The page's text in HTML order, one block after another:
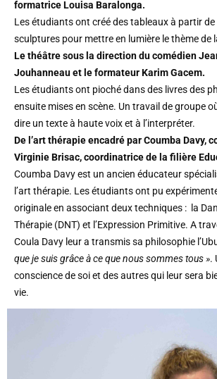
formatrice Louisa Baralonga.
Les étudiants ont créé des tableaux à partir de
sculptures pour mettre en lumière le thème de
Le théâtre sous la direction du comédien
Jouhanneau et le formateur Karim Gacem.
Les étudiants ont pioché dans des livres des
ensuite mises en scène. Un travail de groupe
dire un texte à haute voix et à l’interpréter.
De l’art thérapie encadré par Coumba Davy,
Virginie Brisac, coordinatrice de la filière
Coumba Davy est un ancien éducateur
l’art thérapie. Les étudiants ont pu
originale en associant deux techniques : la
Thérapie (DNT) et l’Expression Primitive. A
Coula Davy leur a transmis sa philosophie
que je suis grâce à ce que nous sommes tous ».
conscience de soi et des autres qui leur sera
vie.